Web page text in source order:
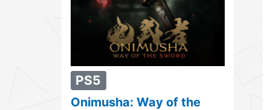
PS5
Onimusha: Way of the